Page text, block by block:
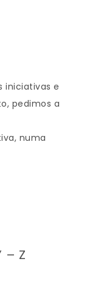
iniciativas e
pedimos a
numa
– Z